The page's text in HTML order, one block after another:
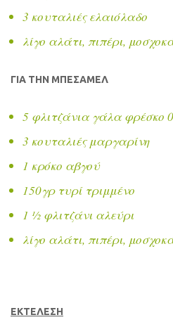
3 κουταλιές ελαιόλαδο
λίγο αλάτι, πιπέρι,
ΓΙΑ ΤΗΝ ΜΠΕΣΑΜΕΛ
5 φλιτζάνια γάλα φρέσκο
3 κουταλιές μαργαρίνη
1 κρόκο αβγού
150γρ τυρί τριμμένο
1 ½ φλιτζάνι αλεύρι
λίγο αλάτι, πιπέρι,
ΕΚΤΕΛΕΣΗ